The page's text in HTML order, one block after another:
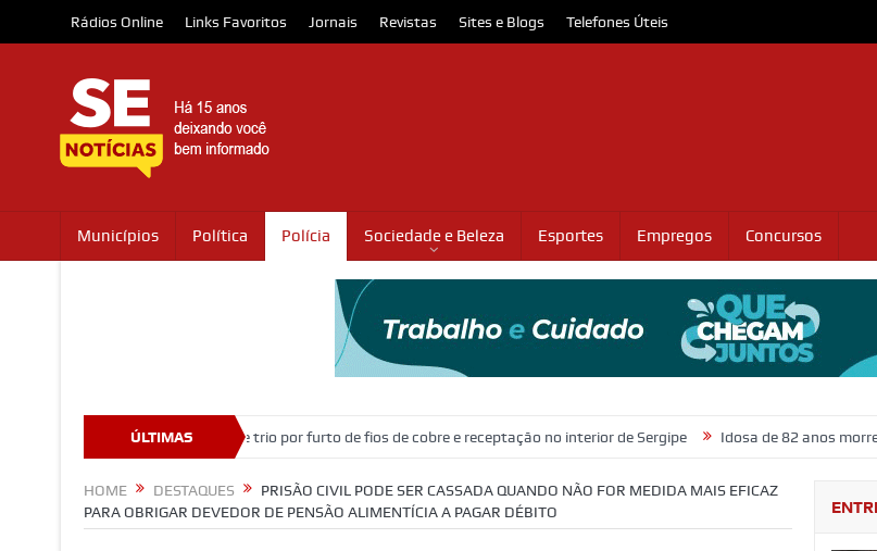
Rádios Online Links Favoritos Jornais Revistas Sites e Blogs Telefones Úteis
Municípios Política Polícia Sociedade e Beleza Esportes Empregos Concursos
ÚLTIMAS
Ação policial prende trio por furto de fios de cobre e receptação no interior de Sergipe Idosa de 82 anos morre após ser
HOME DESTAQUES
PRISÃO CIVIL PODE SER CASSADA QUANDO NÃO FOR MEDIDA MAIS EFICAZ
PARA OBRIGAR DEVEDOR DE PENSÃO ALIMENTÍCIA A PAGAR DÉBITO